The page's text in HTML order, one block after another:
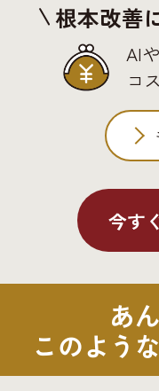
根本改善
AI
コ
今す
あ
このよう